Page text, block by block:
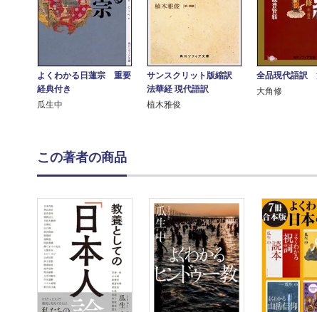
よくわかる日蓮宗 重要
経典付き
瓜生中
サンスクリット版縮訳
法華経 現代語訳
植木雅俊
全品現代語訳
大角修
この著者の商品